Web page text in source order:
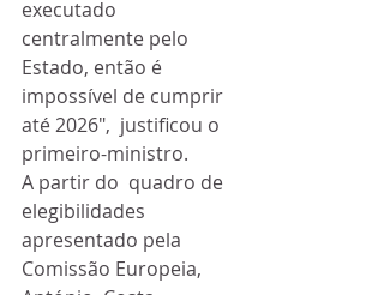
executado
centralmente pelo
Estado, então é
impossível de cumprir
até 2026",  justificou o
primeiro-ministro.
A partir do  quadro de
elegibilidades
apresentado pela
Comissão Europeia,